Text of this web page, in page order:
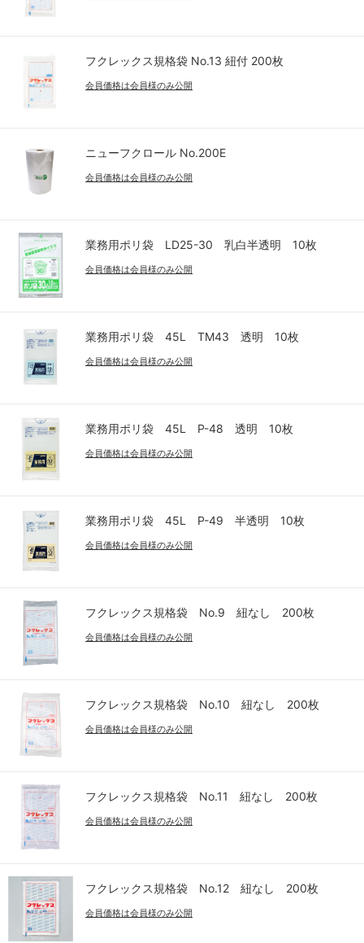
フクレックス規格袋 No.13 紐付 200枚
会員価格は会員様のみ公開
ニューフクロール No.200E
会員価格は会員様のみ公開
業務用ポリ袋 LD25-30 乳白半透明 10枚
会員価格は会員様のみ公開
業務用ポリ袋 45L TM43 透明 10枚
会員価格は会員様のみ公開
業務用ポリ袋 45L P-48 透明 10枚
会員価格は会員様のみ公開
業務用ポリ袋 45L P-49 半透明 10枚
会員価格は会員様のみ公開
フクレックス規格袋 No.9 紐なし 200枚
会員価格は会員様のみ公開
フクレックス規格袋 No.10 紐なし 200枚
会員価格は会員様のみ公開
フクレックス規格袋 No.11 紐なし 200枚
会員価格は会員様のみ公開
フクレックス規格袋 No.12 紐なし 200枚
会員価格は会員様のみ公開